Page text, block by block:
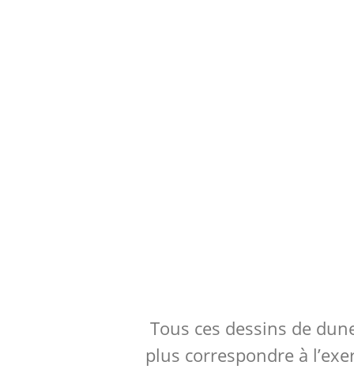
Tous ces dessins de
plus correspondre à